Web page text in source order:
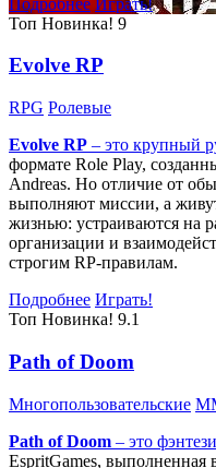
Топ Новинка! 9
Evolve RP
RPG Ролевые
Evolve RP – это крупный
формате Role Play,
Andreas. Но отличие от
выполняют миссии, а
жизнью: устраиваются на
организации и
строгим RP-правилам.
Подробнее Играть!
Топ Новинка! 9.1
Path of Doom
Многопользовательские
Path of Doom – это
EspritGames, выполненная